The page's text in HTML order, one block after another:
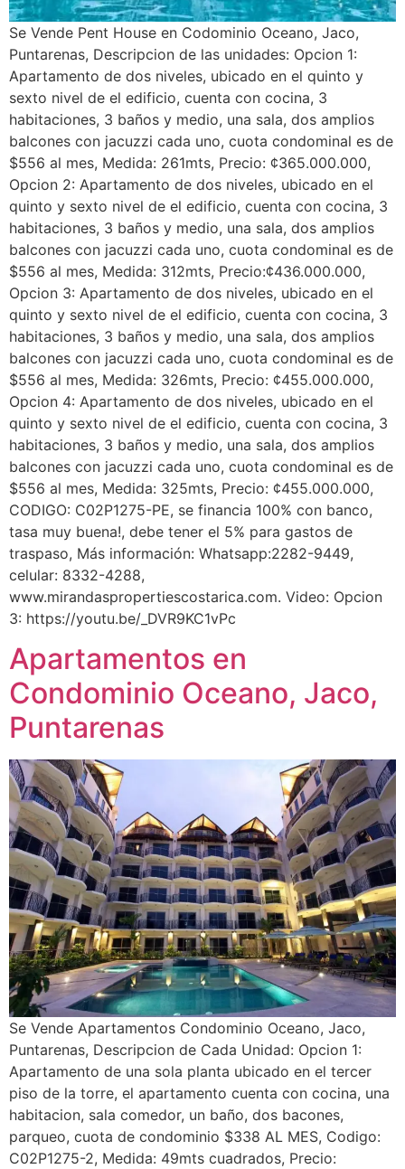
Se Vende Pent House en Codominio Oceano, Jaco,
Puntarenas, Descripcion de las unidades: Opcion 1:
Apartamento de dos niveles, ubicado en el quinto y
sexto nivel de el edificio, cuenta con cocina, 3
habitaciones, 3 baños y medio, una sala, dos amplios
balcones con jacuzzi cada uno, cuota condominal es de
$556 al mes, Medida: 261mts, Precio: ¢365.000.000,
Opcion 2: Apartamento de dos niveles, ubicado en el
quinto y sexto nivel de el edificio, cuenta con cocina, 3
habitaciones, 3 baños y medio, una sala, dos amplios
balcones con jacuzzi cada uno, cuota condominal es de
$556 al mes, Medida: 312mts, Precio:¢436.000.000,
Opcion 3: Apartamento de dos niveles, ubicado en el
quinto y sexto nivel de el edificio, cuenta con cocina, 3
habitaciones, 3 baños y medio, una sala, dos amplios
balcones con jacuzzi cada uno, cuota condominal es de
$556 al mes, Medida: 326mts, Precio: ¢455.000.000,
Opcion 4: Apartamento de dos niveles, ubicado en el
quinto y sexto nivel de el edificio, cuenta con cocina, 3
habitaciones, 3 baños y medio, una sala, dos amplios
balcones con jacuzzi cada uno, cuota condominal es de
$556 al mes, Medida: 325mts, Precio: ¢455.000.000,
CODIGO: C02P1275-PE, se financia 100% con banco,
tasa muy buena!, debe tener el 5% para gastos de
traspaso, Más información: Whatsapp:2282-9449,
celular: 8332-4288,
www.mirandaspropertiescostarica.com. Video: Opcion
3: https://youtu.be/_DVR9KC1vPc
Apartamentos en
Condominio Oceano, Jaco,
Puntarenas
Se Vende Apartamentos Condominio Oceano, Jaco,
Puntarenas, Descripcion de Cada Unidad: Opcion 1:
Apartamento de una sola planta ubicado en el tercer
piso de la torre, el apartamento cuenta con cocina, una
habitacion, sala comedor, un baño, dos bacones,
parqueo, cuota de condominio $338 AL MES, Codigo:
C02P1275-2, Medida: 49mts cuadrados, Precio: